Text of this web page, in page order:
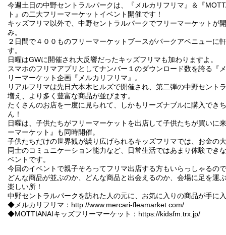
今週土日の中野セントラルパークは、『メルカリフリマ』＆『
ト』の二大フリーマーケットイベント開催です！
キッズフリマ以外で、中野セントラルパークでフリーマーケットが
み。
２日間で４００ものフリーマーケットブースがパークアベニューに
す。
日曜はGWに開催され大反響だったキッズフリマも加わりますよ。
スマホのフリマアプリとしてナンバー１のダウンロード数を誇る『
リーマーケット企画『メルカリフリマ』。
リアルフリマは先日六本木ヒルズで開催され、第二弾の中野セント
増え、より多く豊富な商品が並びます。
たくさんのお店を一度に見られて、しかもリーズナブルに購入でき
ん！
日曜は、子供たちがフリーマーケットを出店して子供たちが買いに
ーマーケット』も同時開催。
子供たちだけの世界観が繰り広げられるキッズフリマでは、お金の
同士のコミュニケーション能力など、日常生活ではあまり体験でき
ベントです。
今回のイベントで親子そろってフリマ出店する方もいらっしゃるの
どんな商品が並ぶのか、どんな商品と出会えるのか、会場に足を運
楽しい所！
中野セントラルパークを訪れた人の元に、お気に入りの商品が手に
◆メルカリフリマ： http://www.mercari-fleamarket.com/
◆MOTTIANAIキッズフリーマーケット： https://kidsfm.trx.jp/